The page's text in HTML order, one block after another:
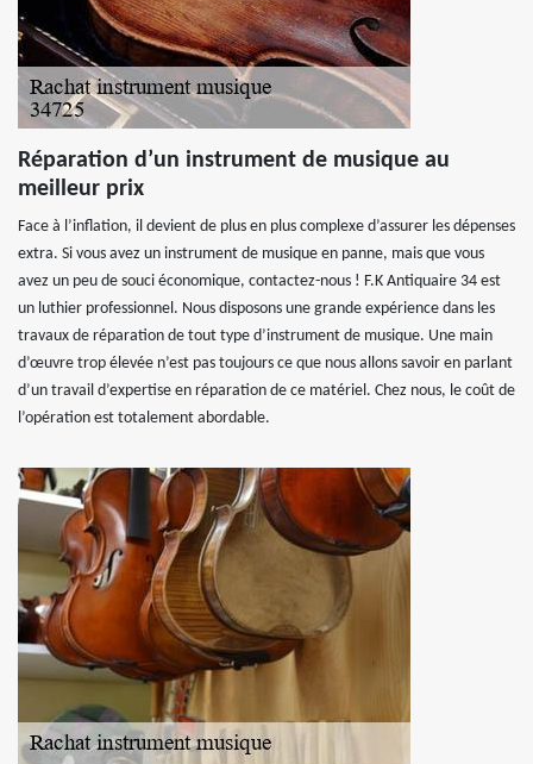
Réparation d’un instrument de musique au
meilleur prix
Face à l’inflation, il devient de plus en plus complexe d’assurer les dépenses
extra. Si vous avez un instrument de musique en panne, mais que vous
avez un peu de souci économique, contactez-nous ! F.K Antiquaire 34 est
un luthier professionnel. Nous disposons une grande expérience dans les
travaux de réparation de tout type d’instrument de musique. Une main
d’œuvre trop élevée n’est pas toujours ce que nous allons savoir en parlant
d’un travail d’expertise en réparation de ce matériel. Chez nous, le coût de
l’opération est totalement abordable.